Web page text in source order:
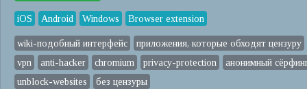
iOS Android Windows Browser extension
wiki-подобный интерфейс
приложения, которые обходят цензуру
vpn
anti-hacker chromium privacy-protection
анонимный
unblock-websites
без цензуры